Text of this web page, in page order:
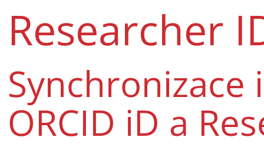
Researcher
ORCID iD a